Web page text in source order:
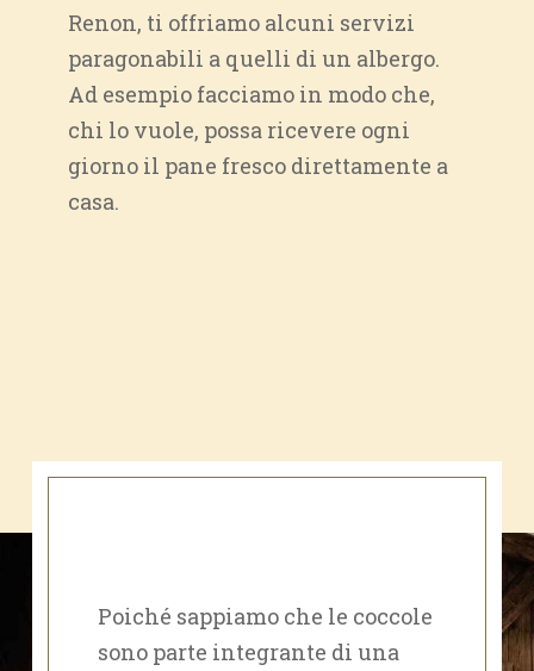
Renon, ti offriamo alcuni servizi
paragonabili a quelli di un albergo.
Ad esempio facciamo in modo che,
chi lo vuole, possa ricevere ogni
giorno il pane fresco direttamente a
casa.
Poiché sappiamo che le coccole
sono parte integrante di una